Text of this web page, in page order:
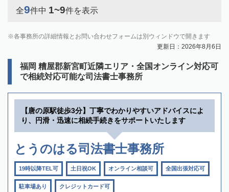
全9件中 1~9件を表示
各事務所の詳細情報とお問い合わせフォームは別ウィンドウで開きます
更新日：2026年8月6日
福岡 糟屋郡新宮町近隣エリア・全国オンライン対応可
で相続対応可能な司法書士事務所
【唐の原駅徒歩3分】丁寧でわかりやすいアドバイスによ
り、円滑・迅速に相続手続きをサポートいたします
とうのはる司法書士事務所
19時以降TEL可 土日祝OK オンライン相談可 全国出張対応可
駐車場あり クレジットカード可